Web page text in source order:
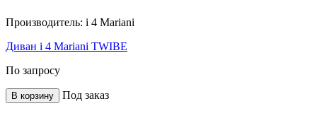
Производитель: i 4 Mariani
Диван i 4 Mariani TWIBE
По запросу
В корзину Под заказ